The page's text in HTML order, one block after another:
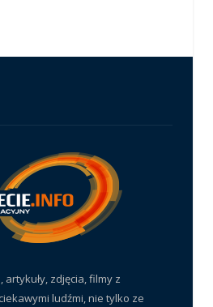
zdjęcia, filmy z
ludźmi, nie tylko ze